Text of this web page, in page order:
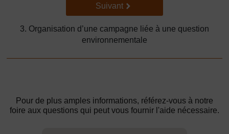
Suivant
Suivant
3. Organisation d’une campagne liée à une question
environnementale
Pour de plus amples informations, référez-vous à notre
foire aux questions qui peut vous fournir l'aide nécessaire.